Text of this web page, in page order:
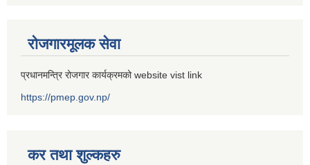
रोजगारमूलक सेवा
प्रधानमन्त्रि रोजगार कार्यक्रमको website vist link
https://pmep.gov.np/
कर तथा शुल्कहरु